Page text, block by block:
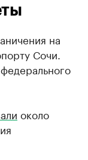
на
Сочи.
около